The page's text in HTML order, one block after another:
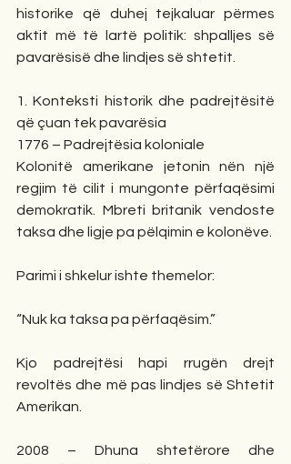
historike që duhej tejkaluar përmes
aktit më të lartë politik: shpalljes së
pavarësisë dhe lindjes së shtetit.
1. Konteksti historik dhe padrejtësitë
që çuan tek pavarësia
1776 – Padrejtësia koloniale
Kolonitë amerikane jetonin nën një
regjim të cilit i mungonte përfaqësimi
demokratik. Mbreti britanik vendoste
taksa dhe ligje pa pëlqimin e kolonëve.
Parimi i shkelur ishte themelor:
“Nuk ka taksa pa përfaqësim.”
Kjo padrejtësi hapi rrugën drejt
revoltës dhe më pas lindjes së Shtetit
Amerikan.
2008 – Dhuna shtetërore dhe